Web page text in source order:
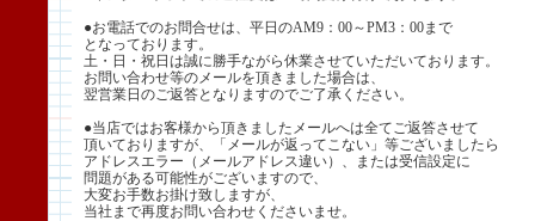
●お電話でのお問合せは、平日のAM9：00～PM3：00まで
となっております。
土・日・祝日は誠に勝手ながら休業させていただいております。
お問い合わせ等のメールを頂きました場合は、
翌営業日のご返答となりますのでご了承ください。
●当店ではお客様から頂きましたメールへは全てご返答させて
頂いておりますが、「メールが返ってこない」等ございましたら
アドレスエラー（メールアドレス違い）、または受信設定に
問題がある可能性がございますので、
大変お手数お掛け致しますが、
当社まで再度お問い合わせくださいませ。